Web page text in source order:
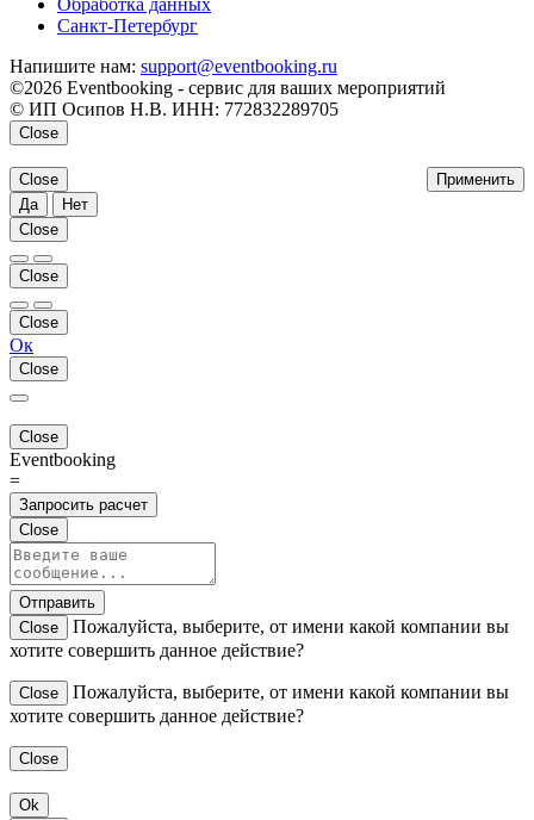
Обработка данных
Санкт-Петербург
Напишите нам: support@eventbooking.ru
©2026 Eventbooking - сервис для ваших мероприятий
© ИП Осипов Н.В. ИНН: 772832289705
Close
Применить
Close
Да
Нет
Close
Close
Close
Ок
Close
Close
Eventbooking
=
Запросить расчет
Close
Отправить
Close
Пожалуйста, выберите, от имени какой компании вы
хотите совершить данное действие?
Close
Пожалуйста, выберите, от имени какой компании вы
хотите совершить данное действие?
Close
Ok